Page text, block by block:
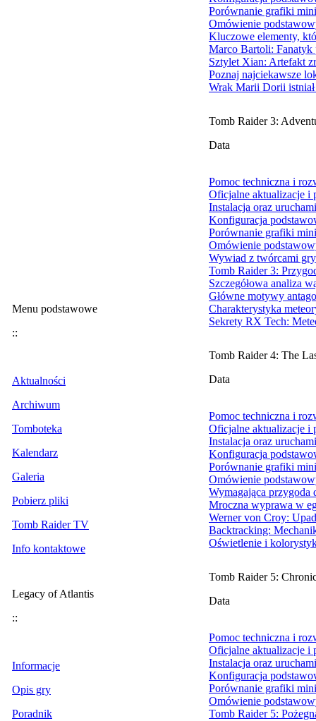
Menu podstawowe
::
Aktualności
Archiwum
Tomboteka
Kalendarz
Galeria
Pobierz pliki
Tomb Raider TV
Info kontaktowe
Legacy of Atlantis
::
Informacje
Opis gry
Poradnik
Porównanie grafiki
Omówienie
Kluczowe elementy,
Marco Bartoli: Fanatyk
Sztylet Xian: Artefakt
Poznaj najciekawsze
Wrak Marii Dorii
Tomb Raider 3:
Data
Pomoc techniczna i
Oficjalne aktualizacje i
Instalacja oraz
Konfiguracja
Porównanie grafiki
Omówienie
Wywiad z twórcami
Tomb Raider 3:
Szczegółowa analiza
Główne motywy
Charakterystyka
Sekrety RX Tech:
Tomb Raider 4: The
Data
Pomoc techniczna i
Oficjalne aktualizacje i
Instalacja oraz
Konfiguracja
Porównanie grafiki
Omówienie
Wymagająca przygoda
Mroczna wyprawa w
Werner von Croy:
Backtracking:
Oświetlenie i
Tomb Raider 5:
Data
Pomoc techniczna i
Oficjalne aktualizacje i
Instalacja oraz
Konfiguracja
Porównanie grafiki
Omówienie
Tomb Raider 5: